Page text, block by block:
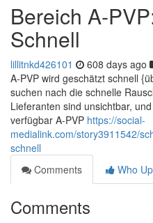
Bereich A-
Schnell
lillitnkd426101 608 days ago
A-PVP wird geschätzt schnell
suchen nach die schnelle
Lieferanten sind unsichtbar,
verfügbar A-PVP https://social-
medialink.com/story3911542/
schnell
Comments
Who
Comments